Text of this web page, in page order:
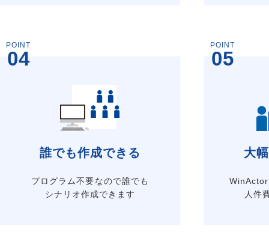
POINT
04
誰でも作成できる
プログラム不要なので誰でも
シナリオ作成できます
POINT
05
大
人件